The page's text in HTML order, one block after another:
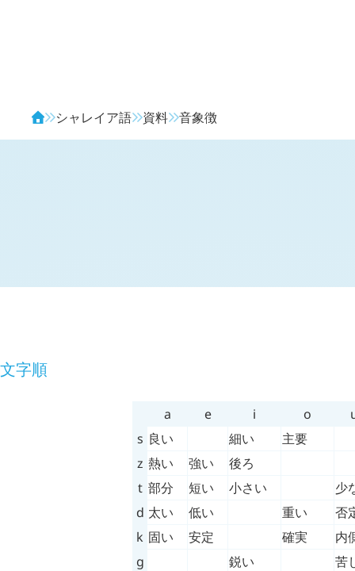
シャレイア語 資料 音象徴
文字順
a e i o
s 良い 細い
主要
z 熱い 強い
後ろ
t 部分 短い 小さい
少
d 太い 低い 重い
否
k 固い 安定 確実
内
g
鋭い
苦